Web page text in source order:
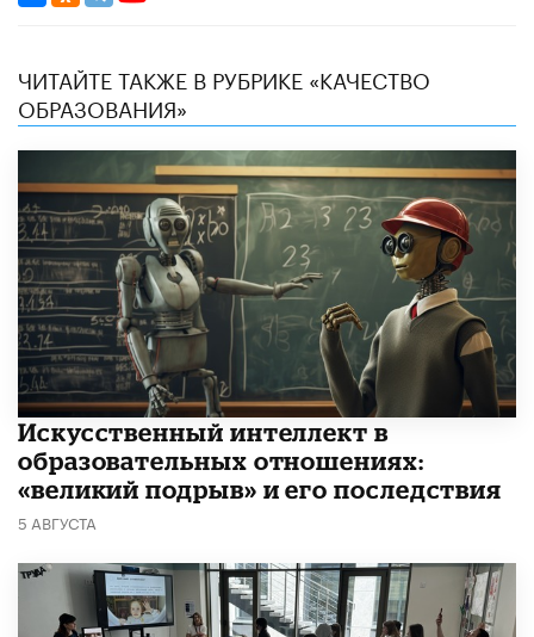
ЧИТАЙТЕ ТАКЖЕ В РУБРИКЕ «КАЧЕСТВО
ОБРАЗОВАНИЯ»
​Искусственный интеллект в
образовательных отношениях:
«великий подрыв» и его последствия
5 АВГУСТА